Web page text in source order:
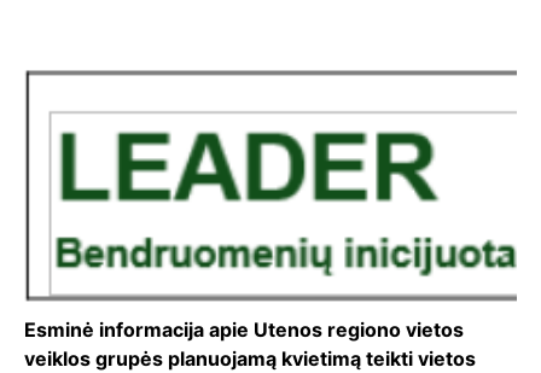
Esminė informacija apie Utenos regiono vietos
veiklos grupės planuojamą kvietimą teikti vietos